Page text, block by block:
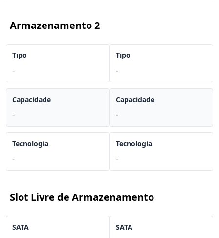
Armazenamento 2
Tipo
-
Capacidade
-
Tecnologia
-
Tipo
-
Capacidade
-
Tecnologia
-
Slot Livre de Armazenamento
SATA SATA